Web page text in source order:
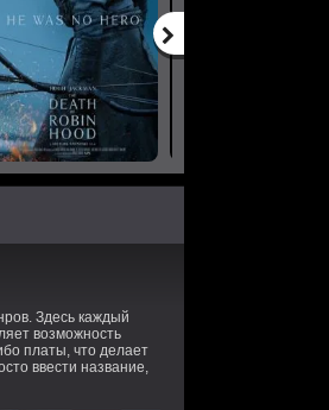
Здесь каждый
возможность
платы, что делает
ввести название,